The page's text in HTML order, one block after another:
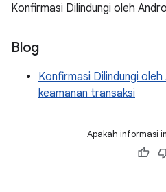
Konfirmasi Dilindungi oleh
Blog
Konfirmasi Dilindungi
keamanan transaksi
Apakah informasi